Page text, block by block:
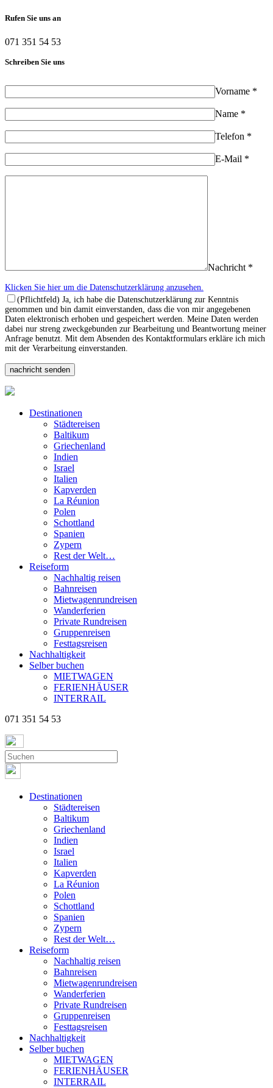
Rufen Sie uns an
071 351 54 53
Schreiben Sie uns
Vorname *
Name *
Telefon *
E-Mail *
Nachricht *
Klicken Sie hier um die Datenschutzerklärung anzusehen.
(Pflichtfeld) Ja, ich habe die Datenschutzerklärung zur Kenntnis
genommen und bin damit einverstanden, dass die von mir angegebenen
Daten elektronisch erhoben und gespeichert werden. Meine Daten werden
dabei nur streng zweckgebunden zur Bearbeitung und Beantwortung meiner
Anfrage benutzt. Mit dem Absenden des Kontaktformulars erkläre ich mich
mit der Verarbeitung einverstanden.
Destinationen
Städtereisen
Baltikum
Griechenland
Indien
Israel
Italien
Kapverden
La Réunion
Polen
Schottland
Spanien
Zypern
Rest der Welt…
Reiseform
Nachhaltig reisen
Bahnreisen
Mietwagenrundreisen
Wanderferien
Private Rundreisen
Gruppenreisen
Festtagsreisen
Nachhaltigkeit
Selber buchen
MIETWAGEN
FERIENHÄUSER
INTERRAIL
071 351 54 53
Destinationen
Städtereisen
Baltikum
Griechenland
Indien
Israel
Italien
Kapverden
La Réunion
Polen
Schottland
Spanien
Zypern
Rest der Welt…
Reiseform
Nachhaltig reisen
Bahnreisen
Mietwagenrundreisen
Wanderferien
Private Rundreisen
Gruppenreisen
Festtagsreisen
Nachhaltigkeit
Selber buchen
MIETWAGEN
FERIENHÄUSER
INTERRAIL